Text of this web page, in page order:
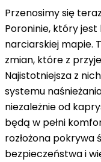
Przenosimy się
Poroninie, który
narciarskiej mapie.
zmian, które z
Najistotniejsza z
systemu
niezależnie od
będą w pełni
rozłożona pokrywa
bezpieczeństwa i